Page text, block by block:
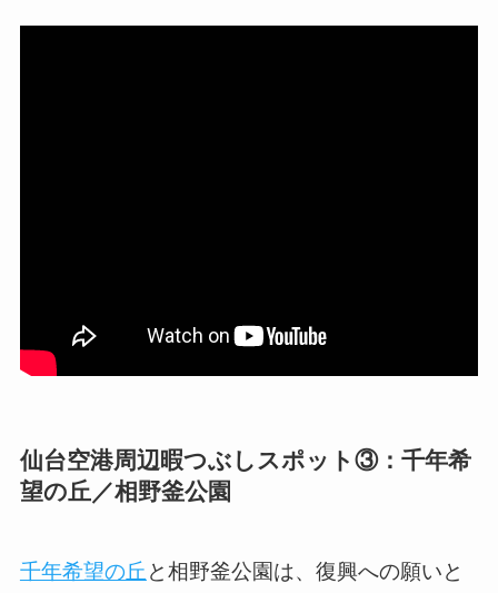
仙台空港周辺暇つぶしスポット③：千年希
望の丘／相野釜公園
千年希望の丘と相野釜公園は、復興への願いと